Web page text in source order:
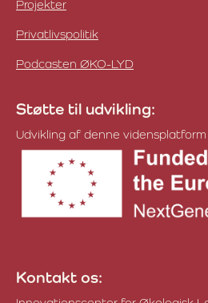
Projekter
Privatlivspolitik
Podcasten ØKO-LYD
Støtte til udvikling:
Udvikling af denne
Kontakt os: